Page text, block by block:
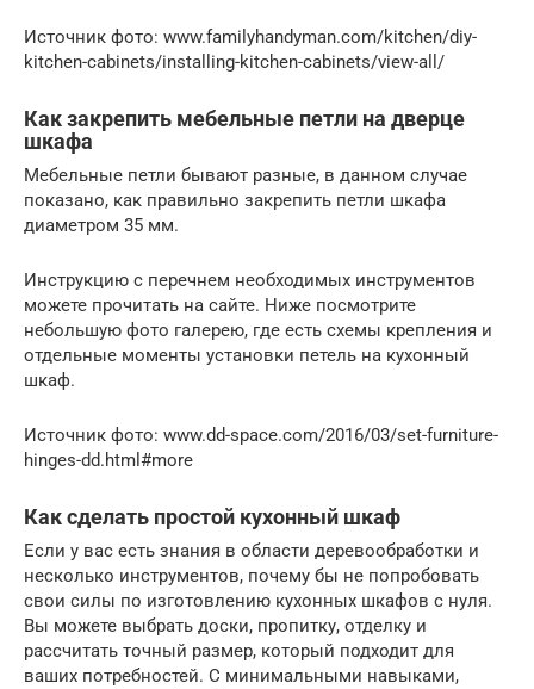
Источник фото: www.familyhandyman.com/kitchen/diy-
kitchen-cabinets/installing-kitchen-cabinets/view-all/
Как закрепить мебельные петли на дверце
шкафа
Мебельные петли бывают разные, в данном случае
показано, как правильно закрепить петли шкафа
диаметром 35 мм.
Инструкцию с перечнем необходимых инструментов
можете прочитать на сайте. Ниже посмотрите
небольшую фото галерею, где есть схемы крепления и
отдельные моменты установки петель на кухонный
шкаф.
Источник фото: www.dd-space.com/2016/03/set-furniture-
hinges-dd.html#more
Как сделать простой кухонный шкаф
Если у вас есть знания в области деревообработки и
несколько инструментов, почему бы не попробовать
свои силы по изготовлению кухонных шкафов с нуля.
Вы можете выбрать доски, пропитку, отделку и
рассчитать точный размер, который подходит для
ваших потребностей. С минимальными навыками,